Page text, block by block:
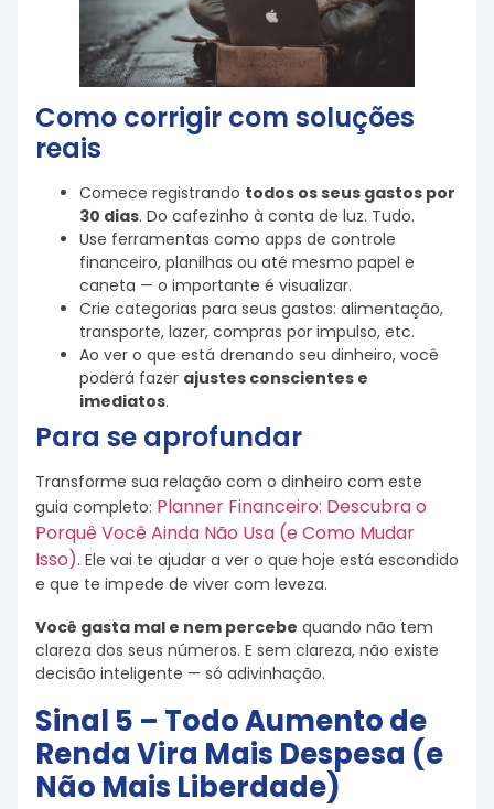
Como corrigir com soluções
reais
Comece registrando todos os seus gastos por
30 dias. Do cafezinho à conta de luz. Tudo.
Use ferramentas como apps de controle
financeiro, planilhas ou até mesmo papel e
caneta — o importante é visualizar.
Crie categorias para seus gastos: alimentação,
transporte, lazer, compras por impulso, etc.
Ao ver o que está drenando seu dinheiro, você
poderá fazer ajustes conscientes e
imediatos.
Para se aprofundar
Transforme sua relação com o dinheiro com este
guia completo: Planner Financeiro: Descubra o
Porquê Você Ainda Não Usa (e Como Mudar
Isso). Ele vai te ajudar a ver o que hoje está escondido
e que te impede de viver com leveza.
Você gasta mal e nem percebe quando não tem
clareza dos seus números. E sem clareza, não existe
decisão inteligente — só adivinhação.
Sinal 5 – Todo Aumento de
Renda Vira Mais Despesa (e
Não Mais Liberdade)